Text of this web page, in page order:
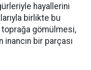
hayallerini
birlikte bu
toprağa gömülmesi,
bir parçası